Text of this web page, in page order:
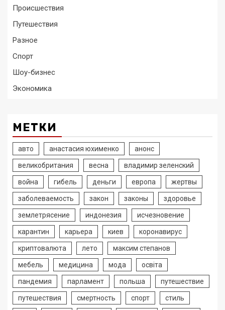
Происшествия
Путешествия
Разное
Спорт
Шоу-бизнес
Экономика
МЕТКИ
авто анастасия юхименко анонс
великобритания весна владимир зеленский
война гибель деньги европа жертвы
заболеваемость закон законы здоровье
землетрясение индонезия исчезновение
карантин карьера киев коронавирус
криптовалюта лето максим степанов
мебель медицина мода освіта
пандемия парламент польша путешествие
путешествия смертность спорт стиль